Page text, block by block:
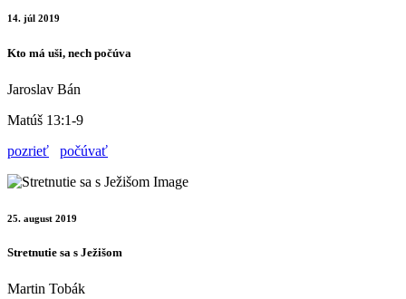
14. júl 2019
Kto má uši, nech počúva
Jaroslav Bán
Matúš 13:1-9
pozrieť
počúvať
25. august 2019
Stretnutie sa s Ježišom
Martin Tobák